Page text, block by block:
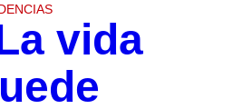
vida